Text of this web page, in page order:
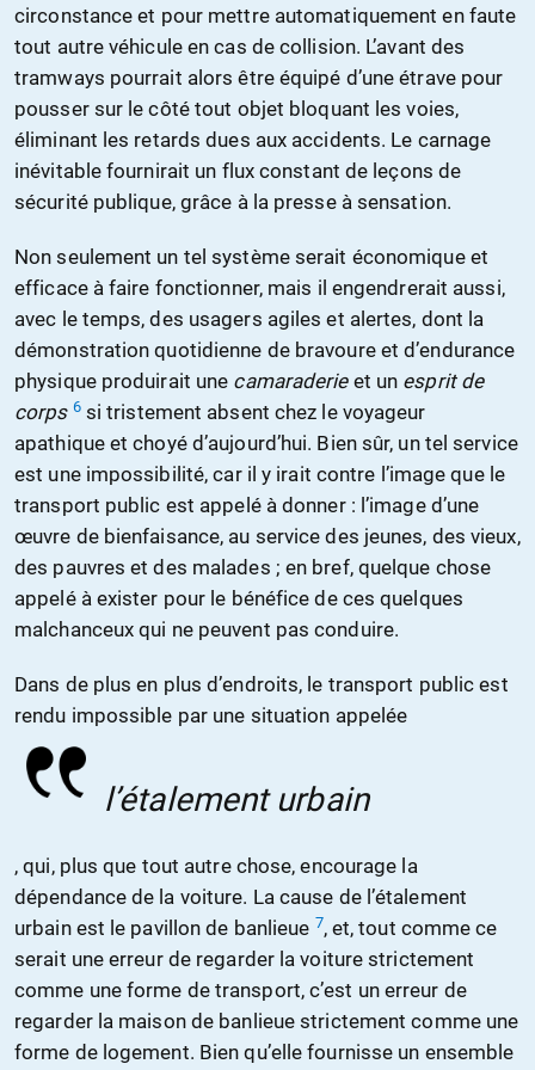
circonstance et pour mettre automatiquement en faute
tout autre véhicule en cas de collision. L’avant des
tramways pourrait alors être équipé d’une étrave pour
pousser sur le côté tout objet bloquant les voies,
éliminant les retards dues aux accidents. Le carnage
inévitable fournirait un flux constant de leçons de
sécurité publique, grâce à la presse à sensation.
Non seulement un tel système serait économique et
efficace à faire fonctionner, mais il engendrerait aussi,
avec le temps, des usagers agiles et alertes, dont la
démonstration quotidienne de bravoure et d’endurance
physique produirait une camaraderieet un esprit de
corps 6si tristement absent chez le voyageur
apathique et choyé d’aujourd’hui. Bien sûr, un tel service
est une impossibilité, car il y irait contre l’image que le
transport public est appelé à donner : l’image d’une
œuvre de bienfaisance, au service des jeunes, des vieux,
des pauvres et des malades ; en bref, quelque chose
appelé à exister pour le bénéfice de ces quelques
malchanceux qui ne peuvent pas conduire.
Dans de plus en plus d’endroits, le transport public est
rendu impossible par une situation appelée
l’étalement urbain
, qui, plus que tout autre chose, encourage la
dépendance de la voiture. La cause de l’étalement
urbain est le pavillon de banlieue 7, et, tout comme ce
serait une erreur de regarder la voiture strictement
comme une forme de transport, c’est un erreur de
regarder la maison de banlieue strictement comme une
forme de logement. Bien qu’elle fournisse un ensemble